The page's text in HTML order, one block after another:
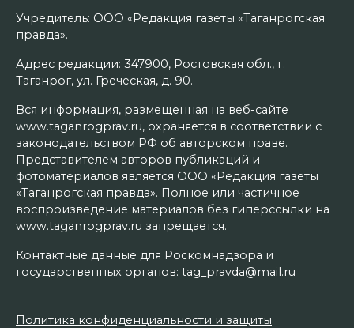
Учредитель: ООО «Редакция газеты «Таганрогская
правда».
Адрес редакции: 347900, Ростовская обл., г.
Таганрог, ул. Греческая, д. 90.
Вся информация, размещенная на веб-сайте
www.taganrogprav.ru, охраняется в соответствии с
законодательством РФ об авторском праве.
Представителем авторов публикаций и
фотоматериалов является ООО «Редакция газеты
«Таганрогская правда». Полное или частичное
воспроизведение материалов без гиперссылки на
www.taganrogprav.ru запрещается.
Контактные данные для Роскомнадзора и
государственных органов: tag_pravda@mail.ru
Политика конфиденциальности и защиты